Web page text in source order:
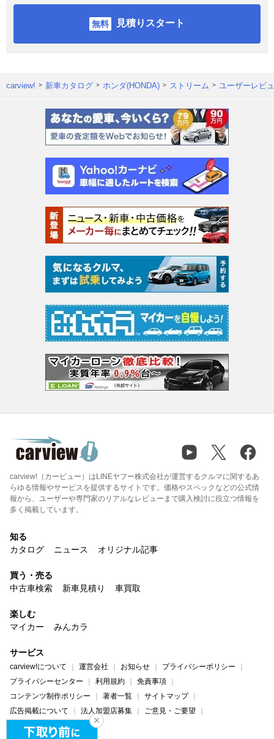
見積りスタート
carview! 新車カタログ ホンダ(HONDA) ストリーム ユーザーレビ
carview!（カービュー）はLINEヤフー株式会社が運営するクルマに関するあ
らゆる情報やサービスを提供するサイトです。価格やスペックなどの公式情
報から、ユーザーや専門家のリアルなレビューまで購入検討に役立つ情報を
多く掲載しています。
知る
カタログ
ニュース オリジナル記事
買う・売る
中古車検索
新車見積り 車買取
楽しむ
マイカー
みんカラ
サービス
carview!について 運営会社 お知らせ
プライバシーポリシー
プライバシーセンター
利用規約
免責事項
コンテンツ制作ポリシー
著者一覧
サイトマップ
広告掲載について
法人加盟店募集
ご意見・ご要望
ヘルプ・お問い合わせ